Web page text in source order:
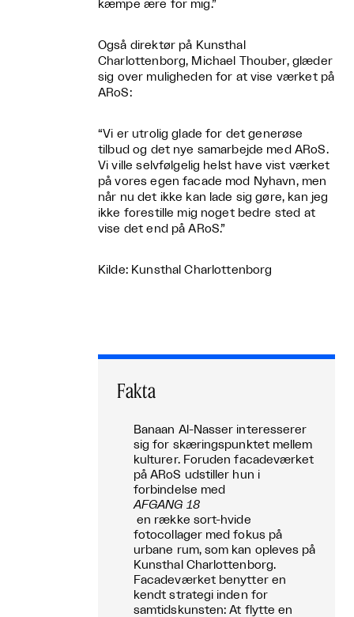
kæmpe ære for mig.”
Også direktør på Kunsthal
Charlottenborg, Michael Thouber, glæder
sig over muligheden for at vise værket på
ARoS:
“Vi er utrolig glade for det generøse
tilbud og det nye samarbejde med ARoS.
Vi ville selvfølgelig helst have vist værket
på vores egen facade mod Nyhavn, men
når nu det ikke kan lade sig gøre, kan jeg
ikke forestille mig noget bedre sted at
vise det end på ARoS.”
Kilde: Kunsthal Charlottenborg
Fakta
Banaan Al-Nasser interesserer
sig for skæringspunktet mellem
kulturer. Foruden facadeværket
på ARoS udstiller hun i
forbindelse med
AFGANG 18
en række sort-hvide
fotocollager med fokus på
urbane rum, som kan opleves på
Kunsthal Charlottenborg.
Facadeværket benytter en
kendt strategi inden for
samtidskunsten: At flytte en